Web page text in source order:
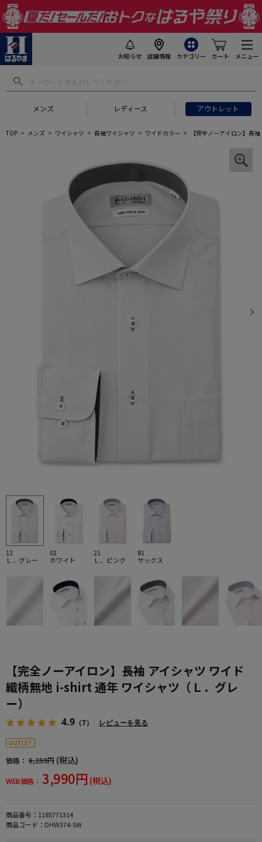
お知らせ 店舗情報 カテゴリー カート メニュー
メンズ レディース アウトレット
TOP メンズ ワイシャツ 長袖ワイシャツ ワイドカラー 【完全ノーアイロン】長
12
Ｌ．グレー
01
ホワイト
21
Ｌ．ピンク
81
サックス
【完全ノーアイロン】長袖 アイシャツ ワイド
織柄無地 i-shirt 通年 ワイシャツ（Ｌ．グレ
ー）
4.9 （7） レビューを見る
OUTLET
価格： 6,259円 (税込)
WEB価格： 3,990円 (税込)
商品番号： 1185771314
商品コード： DHW374-SW